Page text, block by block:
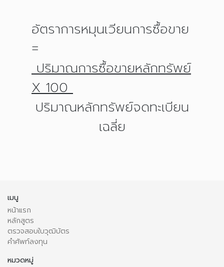
อัตราการหมุนเวียนการซื้อขาย
=
ปริมาณการซื้อขายหลักทรัพย์
X 100
ปริมาณหลักทรัพย์จดทะเบียน
เฉลี่ย
เมนู
หน้าแรก
หลักสูตร
ตรวจสอบใบวุฒิบัตร
คำศัพท์ลงทุน
หมวดหมู่